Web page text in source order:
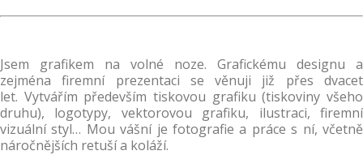
Jsem grafikem na volné noze. Grafickému designu a
zejména firemní prezentaci se věnuji již přes dvacet
let. Vytvářím především tiskovou grafiku (tiskoviny všeho
druhu), logotypy, vektorovou grafiku, ilustraci, firemní
vizuální styl… Mou vášní je fotografie a práce s ní, včetně
náročnějších retuší a koláží.